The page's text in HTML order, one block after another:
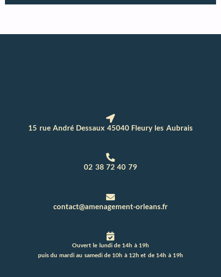
15 rue André Dessaux 45040 Fleury les Aubrais
02 38 72 40 79
contact@amenagement-orleans.fr
Ouvert le lundi de 14h à 19h
puis du mardi au samedi de 10h à 12h et de 14h à 19h